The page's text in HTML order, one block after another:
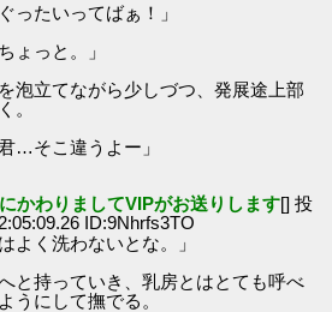
ったいってばぁ！」
ょっと。」
泡立てながら少しづつ、発展途上部
。
…そこ違うよー」
かわりましてVIPがお送りします[] 投
ID:9Nhrfs3TO
よく洗わないとな。」
と持っていき、乳房とはとても呼べ
うにして撫でる。